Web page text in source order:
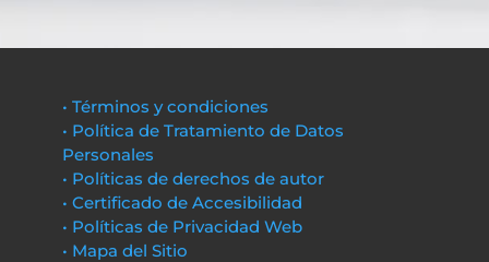
• Términos y condiciones
• Política de Tratamiento de Datos
Personales
• Políticas de derechos de autor
• Certificado de Accesibilidad
• Políticas de Privacidad Web
• Mapa del Sitio